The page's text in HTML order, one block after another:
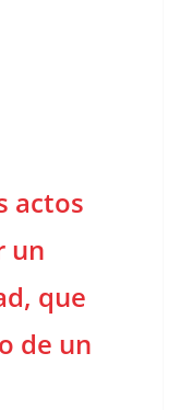
actos
un
que
de un